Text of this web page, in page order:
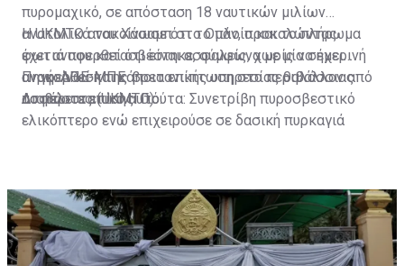
πυρομαχικό, σε απόσταση 18 ναυτικών μιλίων
ανατολικά του Χάσαμπ στο Ομάν, προκαλώντας
φωτιά που κατασβέστηκε, σύμφωνα με μία σημερινή
ανακοίνωση της βρετανικής υπηρεσίας θαλάσσιας
ασφάλειας (UKMTO).
Η UKMTO ανακοίνωσε ότι το πλοίο και το πλήρωμα
έχει αναφερθεί ότι είναι ασφαλείς, χωρίς να έχει
αναφερθεί και κάποια επίπτωση στο περιβάλλον από
το περιστατικό αυτό.
Πηγή: ΑΠΕ-ΜΠΕ
Διαβάστε επίσης:Γιούτα: Συνετρίβη πυροσβεστικό
ελικόπτερο ενώ επιχειρούσε σε δασική πυρκαγιά